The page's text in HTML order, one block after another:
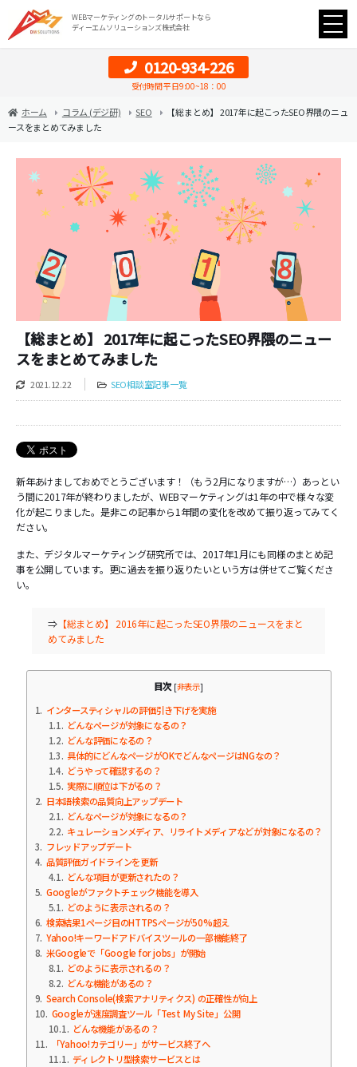
WEBマーケティングのトータルサポートなら
ディーエムソリューションズ株式会社
0120-934-226
受付時間 平日9:00~18：00
ホーム コラム (デジ研) SEO
【総まとめ】 2017年に起こったSEO界隈のニュ
ースをまとめてみました
【総まとめ】 2017年に起こったSEO界隈のニュー
スをまとめてみました
2021.12.22 SEO相談室記事一覧
新年あけましておめでとうございます！（もう2月になりますが…）あっとい
う間に2017年が終わりましたが、WEBマーケティングは1年の中で様々な変
化が起こりました。是非この記事から1年間の変化を改めて振り返ってみてく
ださい。
また、デジタルマーケティング研究所では、2017年1月にも同様のまとめ記
事を公開しています。更に過去を振り返りたいという方は併せてご覧くださ
い。
⇒【総まとめ】 2016年に起こったSEO界隈のニュースをまと
めてみました
目次 [非表示]
1 インタースティシャルの評価引き下げを実施
1.1
どんなページが対象になるの？
1.2
どんな評価になるの？
1.3 具体的にどんなページがOKでどんなページはNGなの？
1.4
どうやって確認するの？
1.5 実際に順位は下がるの？
2 日本語検索の品質向上アップデート
2.1
どんなページが対象になるの？
2.2 キュレーションメディア、リライトメディアなどが対象になるの？
3
フレッドアップデート
4 品質評価ガイドラインを更新
4.1
どんな項目が更新されたの？
5 Googleがファクトチェック機能を導入
5.1
どのように表示されるの？
6 検索結果1ページ目のHTTPSページが50%超え
7 Yahoo!キーワードアドバイスツールの一部機能終了
8 米Googleで「Google for jobs」が開始
8.1
どのように表示されるの？
8.2
どんな機能があるの？
9 Search Console(検索アナリティクス) の正確性が向上
10 Googleが速度調査ツール「Test My Site」公開
10.1
どんな機能があるの？
11
「Yahoo!カテゴリー」がサービス終了へ
11.1 ディレクトリ型検索サービスとは